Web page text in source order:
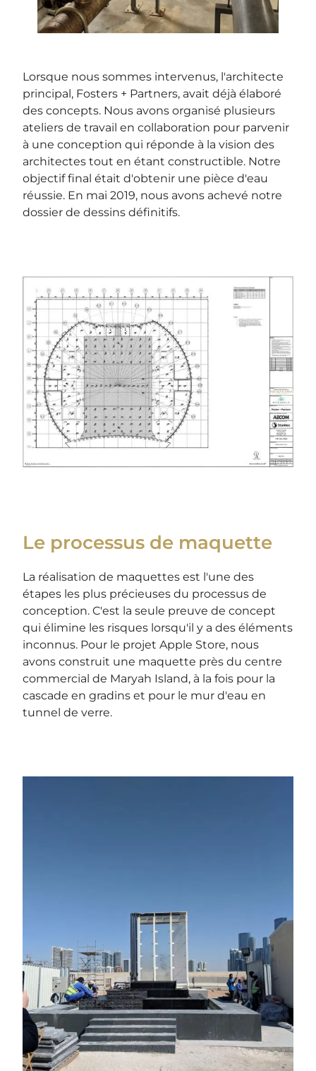
Lorsque nous sommes intervenus, l'architecte
principal, Fosters + Partners, avait déjà élaboré
des concepts. Nous avons organisé plusieurs
ateliers de travail en collaboration pour parvenir
à une conception qui réponde à la vision des
architectes tout en étant constructible. Notre
objectif final était d'obtenir une pièce d'eau
réussie. En mai 2019, nous avons achevé notre
dossier de dessins définitifs.
Le processus de maquette
La réalisation de maquettes est l'une des
étapes les plus précieuses du processus de
conception. C'est la seule preuve de concept
qui élimine les risques lorsqu'il y a des éléments
inconnus. Pour le projet Apple Store, nous
avons construit une maquette près du centre
commercial de Maryah Island, à la fois pour la
cascade en gradins et pour le mur d'eau en
tunnel de verre.